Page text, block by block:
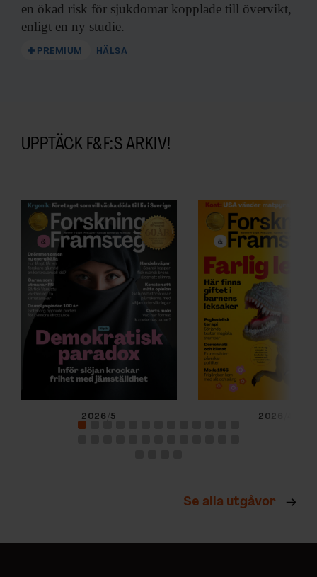
en ökad risk för sjukdomar kopplade till övervikt,
enligt en ny studie.
PREMIUM HÄLSA
UPPTÄCK F&F:S ARKIV!
2026/5 2026/4
Se alla utgåvor